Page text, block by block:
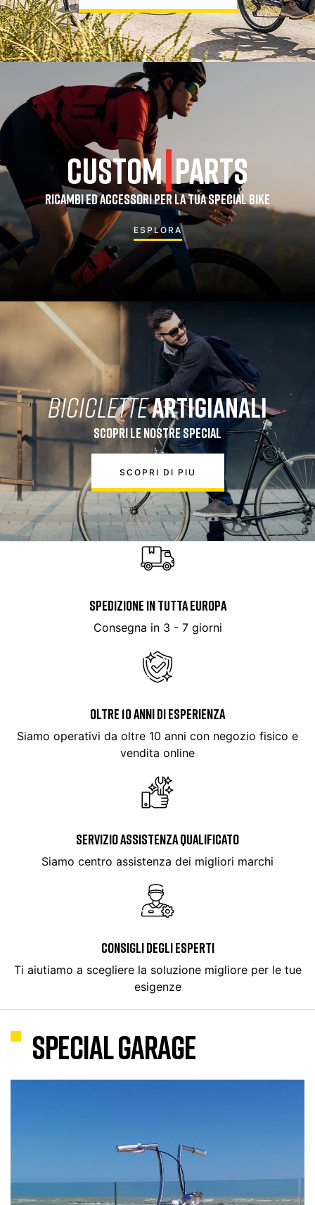
CUSTOM PARTS
RICAMBI ED ACCESSORI PER LA TUA SPECIAL BIKE
ESPLORA
BICICLETTEARTIGIANALI
SCOPRI LE NOSTRE SPECIAL
SCOPRI DI PIU
SPEDIZIONE IN TUTTA EUROPA
Consegna in 3 - 7 giorni
OLTRE 10 ANNI DI ESPERIENZA
Siamo operativi da oltre 10 anni con negozio fisico e
vendita online
SERVIZIO ASSISTENZA QUALIFICATO
Siamo centro assistenza dei migliori marchi
CONSIGLI DEGLI ESPERTI
Ti aiutiamo a scegliere la soluzione migliore per le tue
esigenze
SPECIAL GARAGE